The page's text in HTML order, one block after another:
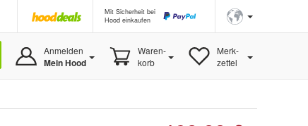
Mit Sicherheit bei
Hood einkaufen
Anmelden
Mein Hood
Waren-
korb
Merk-
zettel